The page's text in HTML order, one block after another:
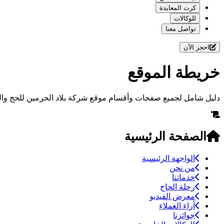
كرت المعايدة
للوكالات
تواصل معنا
احجز الآن
خريطة الموقع
دليل شامل لجميع صفحات وأقسام موقع شركة بلاد الحرمين للحج
الصفحة الرئيسية
الواجهة الرئيسية
من نحن
خدماتنا
رحلة الحاج
معرض الفيديو
آراء العملاء
جوائزنا